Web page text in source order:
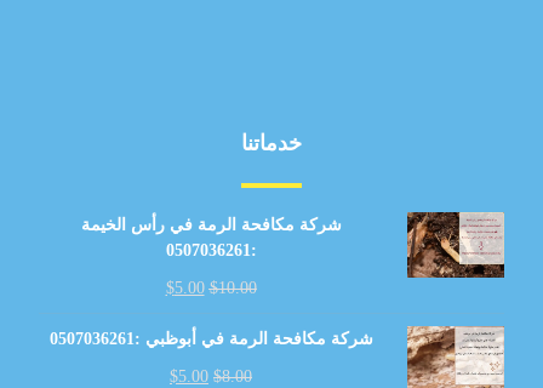
خدماتنا
شركة مكافحة الرمة في رأس الخيمة
:0507036261
$10.00
$5.00
شركة مكافحة الرمة في أبوظبي :0507036261
$8.00
$5.00